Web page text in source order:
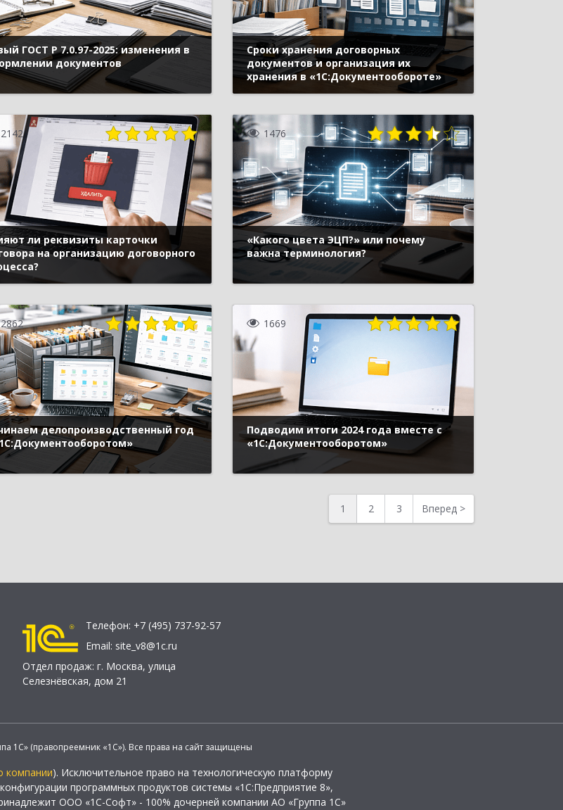
ГОСТ Р 7.0.97-2025: изменения в
документов
Сроки хранения договорных
документов и организация их
хранения в «1С:Документообороте»
2142
ли реквизиты карточки
на организацию договорного
1476
«Какого цвета ЭЦП?» или почему
важна терминология?
2862
делопроизводственный год
1669
Подводим итоги 2024 года вместе с
«1С:Документооборотом»
1 2 3 Вперед >
Телефон: +7 (495) 737-92-57
Email: site_v8@1c.ru
Отдел продаж: г. Москва, улица
Селезнёвская, дом 21
1С» (правопреемник «1С»). Все права на сайт защищены
компании). Исключительное право на технологическую платформу
программных продуктов системы «1С:Предприятие 8»,
ООО «1С-Софт» - 100% дочерней компании АО «Группа 1С»